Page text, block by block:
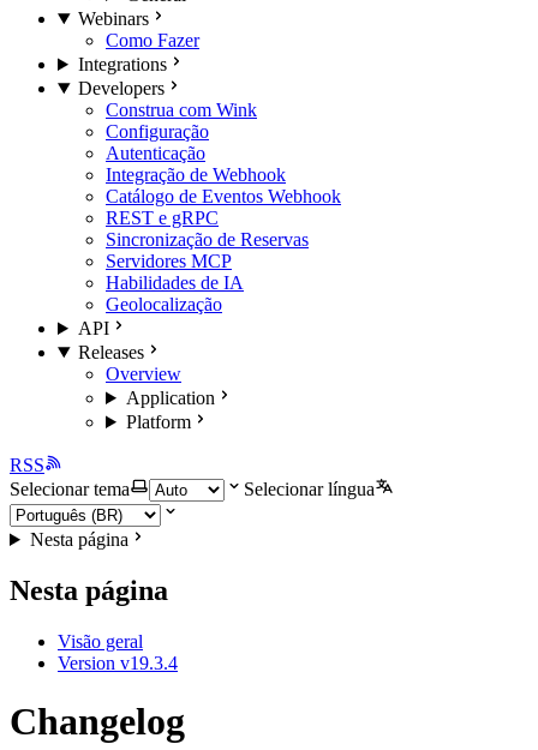
Webinars
Como Fazer
Integrations
Developers
Construa com Wink
Configuração
Autenticação
Integração de Webhook
Catálogo de Eventos Webhook
REST e gRPC
Sincronização de Reservas
Servidores MCP
Habilidades de IA
Geolocalização
API
Releases
Overview
Application
Platform
RSS
Selecionar tema
Selecionar língua
Nesta página
Nesta página
Visão geral
Version v19.3.4
Changelog